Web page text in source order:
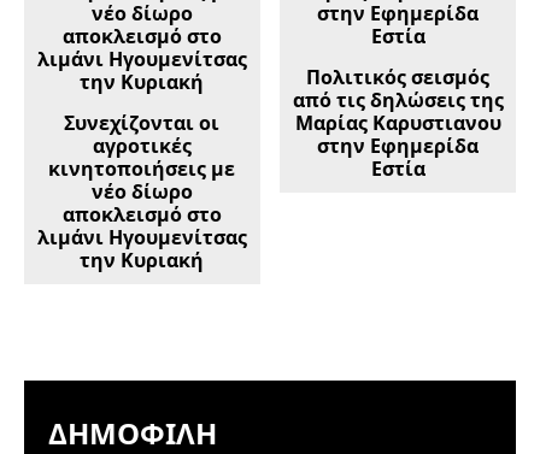
Συνεχίζονται οι
αγροτικές
κινητοποιήσεις με
νέο δίωρο
αποκλεισμό στο
λιμάνι Ηγουμενίτσας
την Κυριακή
Πολιτικός σεισμός
από τις δηλώσεις της
Μαρίας Καρυστιανου
στην Εφημερίδα
Εστία
ΔΗΜΟΦΙΛΉ